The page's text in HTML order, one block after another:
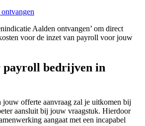
Aalden ontvangen’ om direct
voor de inzet van payroll voor jouw
payroll bedrijven in
offerte aanvraag zal je uitkomen bij
aansluit bij jouw vraagstuk. Hierdoor
aangaat met een incapabel